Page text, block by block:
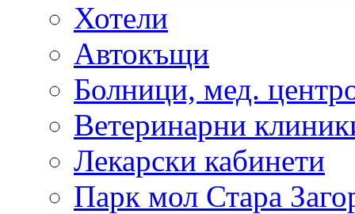
Хотели
Автокъщи
Болници, мед.
Ветеринарни
Лекарски кабинети
Парк мол Стара